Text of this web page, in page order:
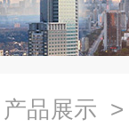
产品展示